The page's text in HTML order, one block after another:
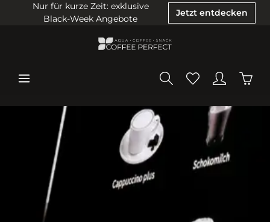
Nur für kurze Zeit: exklusive
Black-Week Angebote
Jetzt entdecken